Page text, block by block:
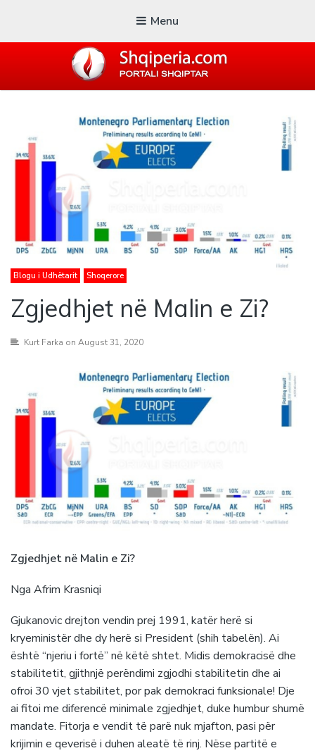
Menu
Blogu i ShqiperiaCom
Blogu i Udhëtarit Shoqerore
Zgjedhjet në Malin e Zi?
Kurt Farka on August 31, 2020
Zgjedhjet në Malin e Zi?
Nga Afrim Krasniqi
Gjukanovic drejton vendin prej 1991, katër herë si
kryeministër dhe dy herë si President (shih tabelën). Ai
është “njeriu i fortë” në këtë shtet. Midis demokracisë dhe
stabilitetit, gjithnjë perëndimi zgjodhi stabilitetin dhe ai
ofroi 30 vjet stabilitet, por pak demokraci funksionale! Dje
ai fitoi me diferencë minimale zgjedhjet, duke humbur shumë
mandate. Fitorja e vendit të parë nuk mjafton, pasi për
krijimin e qeverisë i duhen aleatë të rinj. Nëse partitë e